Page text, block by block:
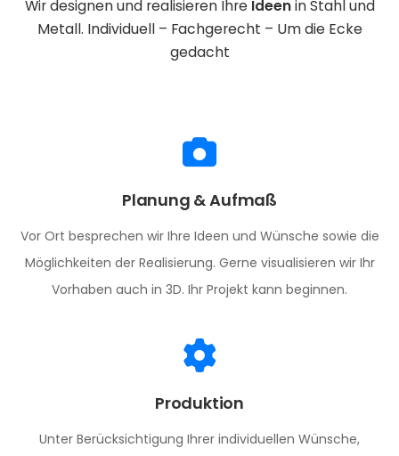
Wir designen und realisieren Ihre Ideenin Stahl und
Metall. Individuell – Fachgerecht – Um die Ecke
gedacht
Planung & Aufmaß
Vor Ort besprechen wir Ihre Ideen und Wünsche sowie die
Möglichkeiten der Realisierung. Gerne visualisieren wir Ihr
Vorhaben auch in 3D. Ihr Projekt kann beginnen.
Produktion
Unter Berücksichtigung Ihrer individuellen Wünsche,